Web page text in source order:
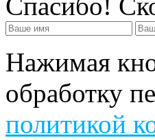
Спасибо!
Нажимая
обработку
политикой